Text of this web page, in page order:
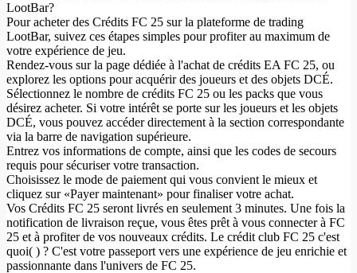
LootBar?
Pour acheter des Crédits FC 25 sur la plateforme de trading
LootBar, suivez ces étapes simples pour profiter au maximum de
votre expérience de jeu.
Rendez-vous sur la page dédiée à l'achat de crédits EA FC 25, ou
explorez les options pour acquérir des joueurs et des objets DCÉ.
Sélectionnez le nombre de crédits FC 25 ou les packs que vous
désirez acheter. Si votre intérêt se porte sur les joueurs et les objets
DCÉ, vous pouvez accéder directement à la section correspondante
via la barre de navigation supérieure.
Entrez vos informations de compte, ainsi que les codes de secours
requis pour sécuriser votre transaction.
Choisissez le mode de paiement qui vous convient le mieux et
cliquez sur «Payer maintenant» pour finaliser votre achat.
Vos Crédits FC 25 seront livrés en seulement 3 minutes. Une fois la
notification de livraison reçue, vous êtes prêt à vous connecter à FC
25 et à profiter de vos nouveaux crédits. Le crédit club FC 25 c'est
quoi( ) ? C'est votre passeport vers une expérience de jeu enrichie et
passionnante dans l'univers de FC 25.